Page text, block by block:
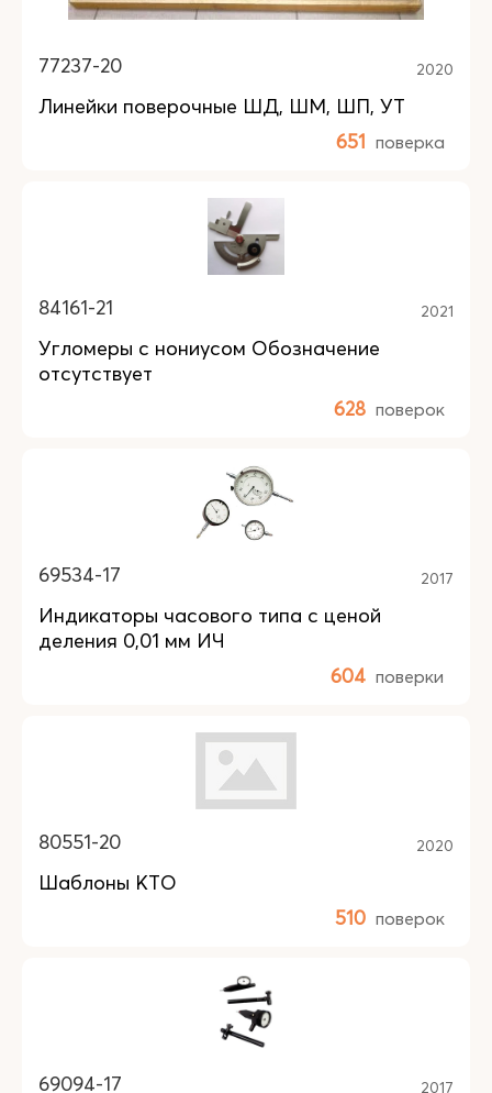
77237-20 2020
Линейки поверочные ШД, ШМ, ШП, УТ
651 поверка
84161-21 2021
Угломеры с нониусом Обозначение
отсутствует
628 поверок
69534-17 2017
Индикаторы часового типа с ценой
деления 0,01 мм ИЧ
604 поверки
80551-20 2020
Шаблоны КТО
510 поверок
69094-17 2017